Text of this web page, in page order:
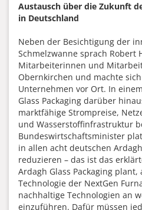
Austausch über die Zukunft
in Deutschland
Neben der Besichtigung der
Schmelzwanne sprach Robert
Mitarbeiterinnen und
Obernkirchen und machte
Unternehmen vor Ort. In
Glass Packaging darüber
marktfähige Strompreise,
und Wasserstoffinfrastruktur
Bundeswirtschaftsminister
in allen acht deutschen
reduzieren – das ist das
Ardagh Glass Packaging
Technologie der NextGen
nachhaltige Technologien an
einzuführen. Dafür müssen